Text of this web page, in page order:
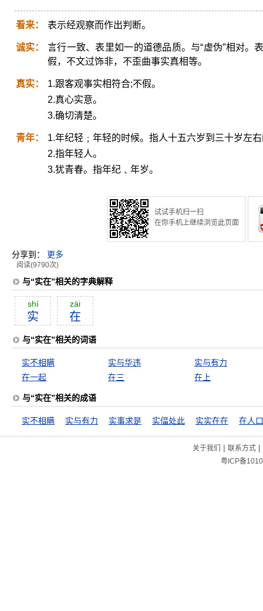
看来： 表示经观察而作出判断。
诚实：
言行一致、表里如一的道德品质。与“虚伪”相对。
假，不文过饰非，不歪曲事实真相等。
真实：
1.跟客观事实相符合;不假。
2.真心实意。
3.确切清楚。
青年：
1.年纪轻﹔年轻的时候。指人十五六岁到三十岁左
2.指年轻人。
3.犹青春。指年纪﹑年岁。
试试手机扫一扫
在你手机上继续浏览此页面
分享到： 更多
阅读(9790次)
与“实在”相关的字典解释
shí
实
zài
在
与“实在”相关的词语
实不相瞒 实与华违
实与有力
在一起
在三 在上
与“实在”相关的成语
实不相瞒 实与有力 实事求是 实偪处此 实实在在 在人
关于我们 | 联系方式|
粤ICP备